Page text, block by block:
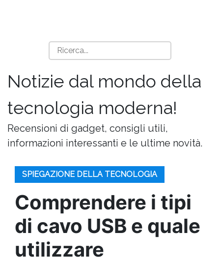
Notizie dal mondo della
tecnologia moderna!
Recensioni di gadget, consigli utili,
informazioni interessanti e le ultime novità.
SPIEGAZIONE DELLA TECNOLOGIA
Comprendere i tipi
di cavo USB e quale
utilizzare